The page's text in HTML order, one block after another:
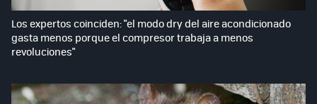
Los expertos coinciden: "el modo dry del aire acondicionado
gasta menos porque el compresor trabaja a menos
revoluciones"